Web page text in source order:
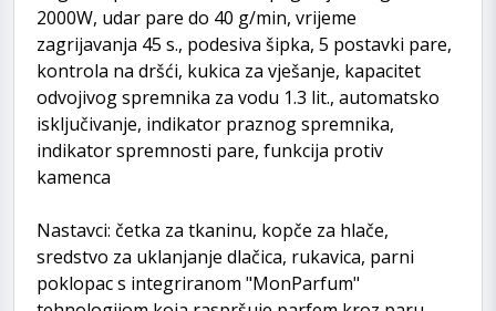
2000W, udar pare do 40 g/min, vrijeme
zagrijavanja 45 s., podesiva šipka, 5 postavki pare,
kontrola na dršći, kukica za vješanje, kapacitet
odvojivog spremnika za vodu 1.3 lit., automatsko
isključivanje, indikator praznog spremnika,
indikator spremnosti pare, funkcija protiv
kamenca
Nastavci: četka za tkaninu, kopče za hlače,
sredstvo za uklanjanje dlačica, rukavica, parni
poklopac s integriranom "MonParfum"